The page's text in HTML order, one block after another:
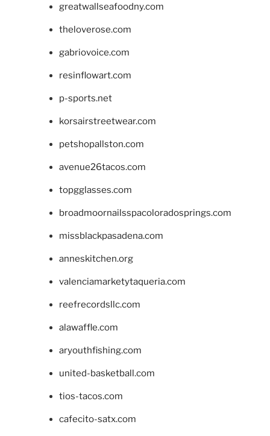
greatwallseafoodny.com
theloverose.com
gabriovoice.com
resinflowart.com
p-sports.net
korsairstreetwear.com
petshopallston.com
avenue26tacos.com
topgglasses.com
broadmoornailsspacoloradosprings.com
missblackpasadena.com
anneskitchen.org
valenciamarketytaqueria.com
reefrecordsllc.com
alawaffle.com
aryouthfishing.com
united-basketball.com
tios-tacos.com
cafecito-satx.com